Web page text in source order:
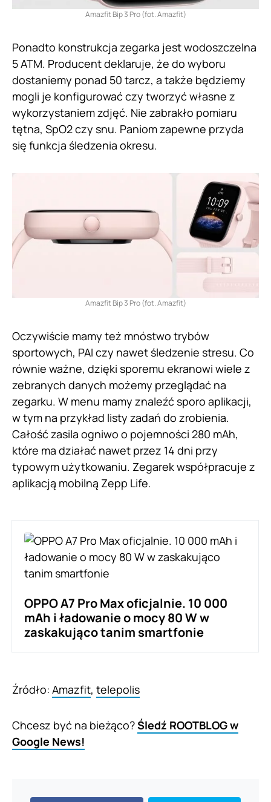
Amazfit Bip 3 Pro (fot. Amazfit)
Ponadto konstrukcja zegarka jest wodoszczelna
5 ATM. Producent deklaruje, że do wyboru
dostaniemy ponad 50 tarcz, a także będziemy
mogli je konfigurować czy tworzyć własne z
wykorzystaniem zdjęć. Nie zabrakło pomiaru
tętna, SpO2 czy snu. Paniom zapewne przyda
się funkcja śledzenia okresu.
Amazfit Bip 3 Pro (fot. Amazfit)
Oczywiście mamy też mnóstwo trybów
sportowych, PAI czy nawet śledzenie stresu. Co
równie ważne, dzięki sporemu ekranowi wiele z
zebranych danych możemy przeglądać na
zegarku. W menu mamy znaleźć sporo aplikacji,
w tym na przykład listy zadań do zrobienia.
Całość zasila ogniwo o pojemności 280 mAh,
które ma działać nawet przez 14 dni przy
typowym użytkowaniu. Zegarek współpracuje z
aplikacją mobilną Zepp Life.
OPPO A7 Pro Max oficjalnie. 10 000
mAh i ładowanie o mocy 80 W w
zaskakująco tanim smartfonie
Źródło: Amazfit, telepolis
Chcesz być na bieżąco?Śledź ROOTBLOG w
Google News!